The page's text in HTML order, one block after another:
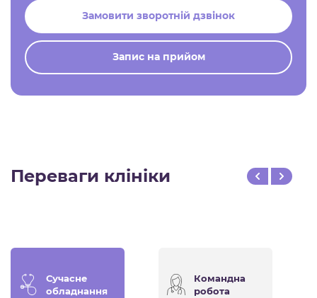
Замовити зворотній дзвінок
Запис на прийом
Переваги клініки
Сучасне
обладнання
Командна
робота